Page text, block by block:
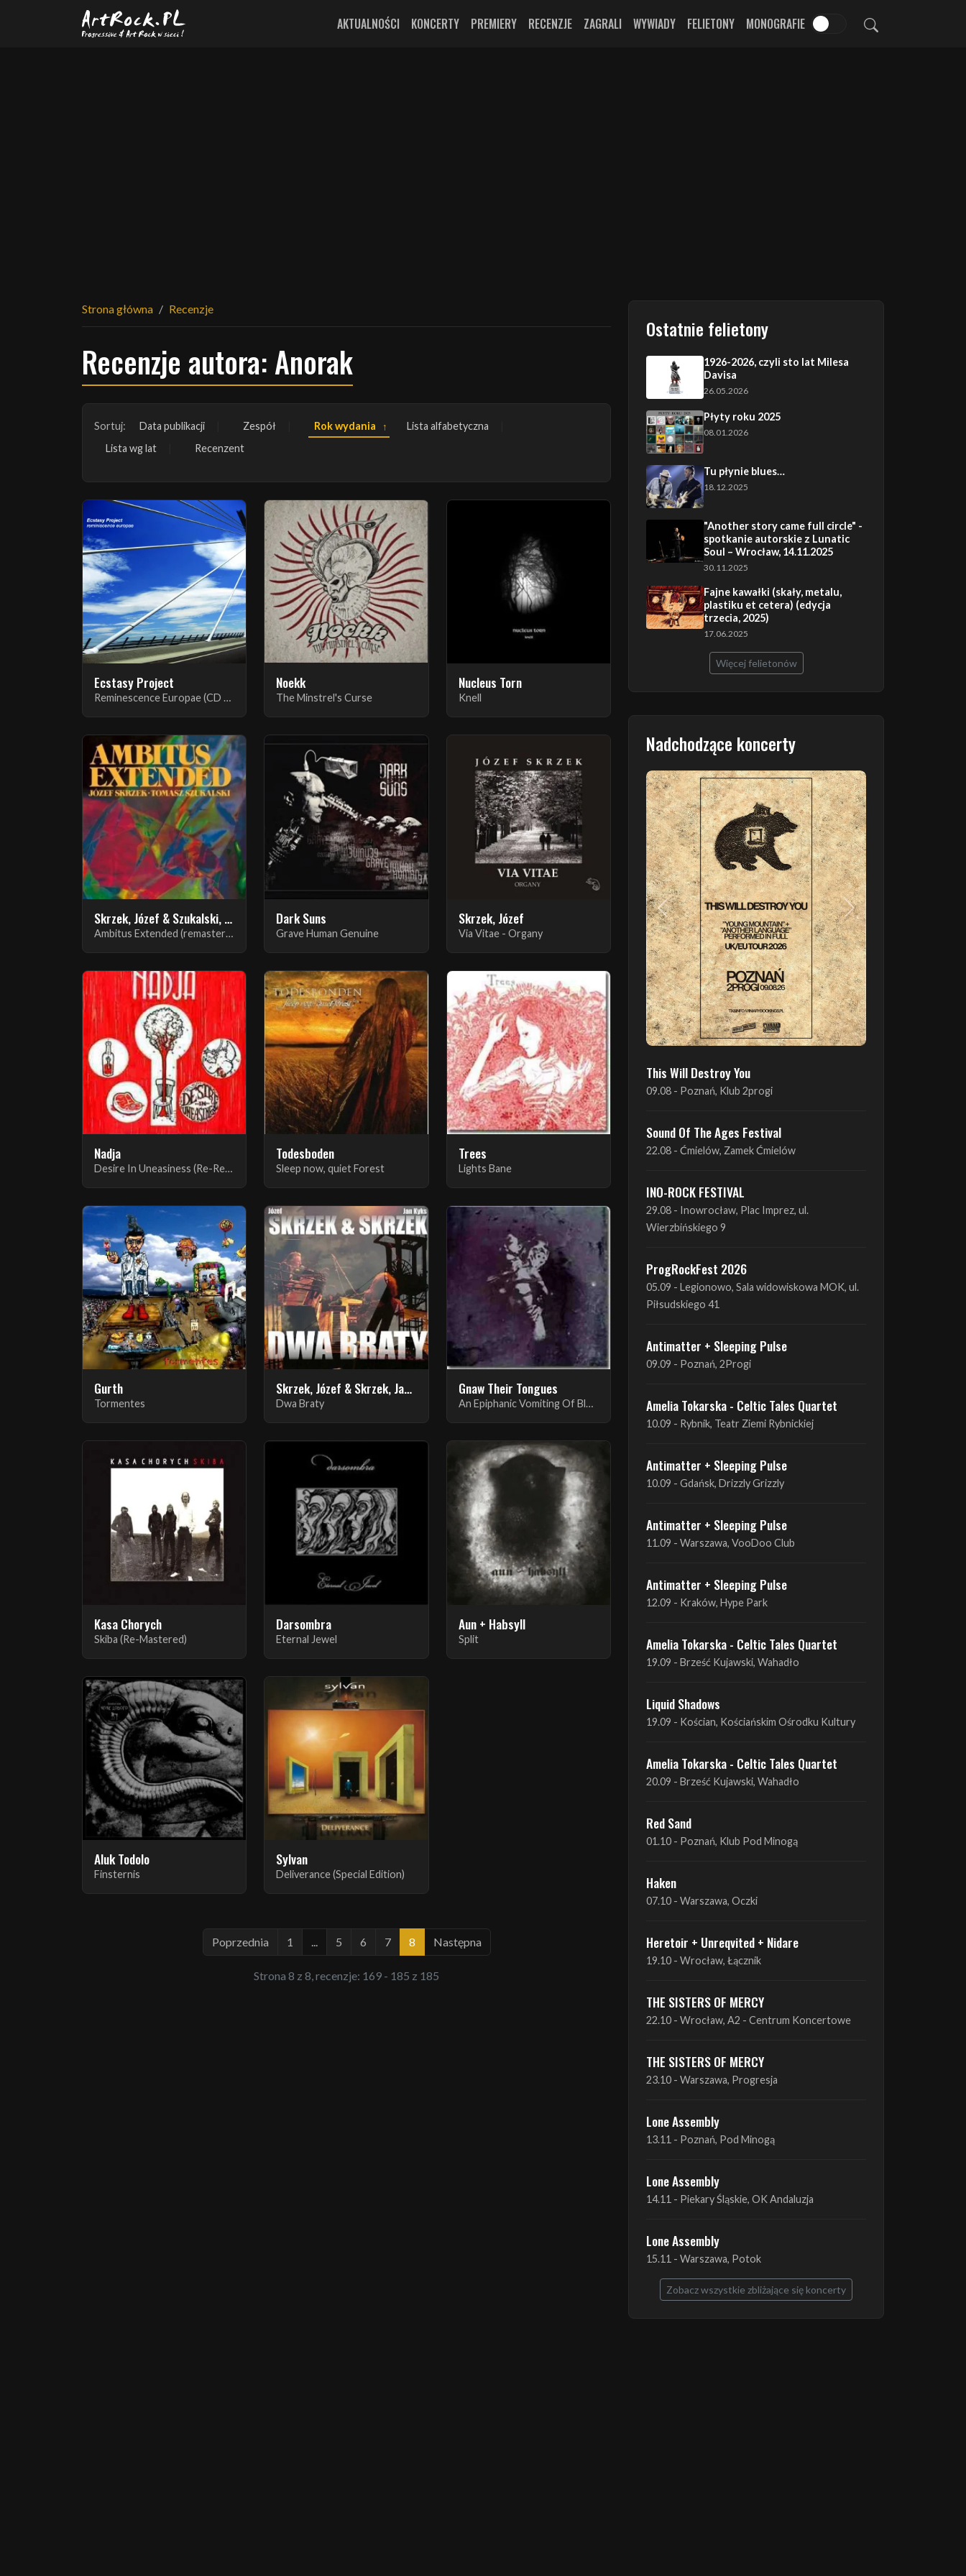
Przejdź do treści głównej
AKTUALNOŚCI KONCERTY PREMIERY RECENZJE ZAGRALI WYWIADY FELIETONY MONOGRAFIE
Strona główna Recenzje
Recenzje autora: Anorak
Sortuj: Data publikacji Zespół Rok wydania
Lista alfabetyczna
Lista wg lat
Recenzent
Ecstasy Project
Reminescence Europae (CD + DVD DG)
Noekk
The Minstrel's Curse
Nucleus Torn
Knell
Skrzek, Józef & Szukalski, Tomasz
Ambitus Extended (remastered + bonus)
Dark Suns
Grave Human Genuine
Skrzek, Józef
Via Vitae - Organy
Nadja
Desire In Uneasiness (Re-Recorded, Remastered)
Todesboden
Sleep now, quiet Forest
Trees
Lights Bane
Gurth
Tormentes
Skrzek, Józef & Skrzek, Jan KYKS
Dwa Braty
Gnaw Their Tongues
An Epiphanic Vomiting Of Blood
Kasa Chorych
Skiba (Re-Mastered)
Darsombra
Eternal Jewel
Aun + Habsyll
Split
Aluk Todolo
Finsternis
Sylvan
Deliverance (Special Edition)
Poprzednia 1 ... 5 6 7 8 Następna
Strona 8 z 8, recenzje: 169 - 185 z 185
Ostatnie felietony
1926-2026, czyli sto lat Milesa
Davisa
26.05.2026
Płyty roku 2025
08.01.2026
Tu płynie blues…
18.12.2025
"Another story came full circle" -
spotkanie autorskie z Lunatic
Soul – Wrocław, 14.11.2025
30.11.2025
Fajne kawałki (skały, metalu,
plastiku et cetera) (edycja
trzecia, 2025)
17.06.2025
Więcej felietonów
Nadchodzące koncerty
Poprzedni Następny
This Will Destroy You
09.08 - Poznań, Klub 2progi
Sound Of The Ages Festival
22.08 - Ćmielów, Zamek Ćmielów
INO-ROCK FESTIVAL
29.08 - Inowrocław, Plac Imprez, ul.
ProgRockFest 2026
05.09 - Legionowo, Sala widowiskowa MOK, ul.
Antimatter + Sleeping Pulse
09.09 - Poznań, 2Progi
Amelia Tokarska - Celtic Tales Quartet
10.09 - Rybnik, Teatr Ziemi Rybnickiej
Antimatter + Sleeping Pulse
10.09 - Gdańsk, Drizzly Grizzly
Antimatter + Sleeping Pulse
11.09 - Warszawa, VooDoo Club
Antimatter + Sleeping Pulse
12.09 - Kraków, Hype Park
Amelia Tokarska - Celtic Tales Quartet
19.09 - Brześć Kujawski, Wahadło
Liquid Shadows
19.09 - Kościan, Kościańskim Ośrodku Kultury
Amelia Tokarska - Celtic Tales Quartet
20.09 - Brześć Kujawski, Wahadło
Red Sand
01.10 - Poznań, Klub Pod Minogą
Haken
07.10 - Warszawa, Oczki
Heretoir + Unreqvited + Nidare
19.10 - Wrocław, Łącznik
THE SISTERS OF MERCY
22.10 - Wrocław, A2 - Centrum Koncertowe
THE SISTERS OF MERCY
23.10 - Warszawa, Progresja
Lone Assembly
13.11 - Poznań, Pod Minogą
Lone Assembly
14.11 - Piekary Śląskie, OK Andaluzja
Lone Assembly
15.11 - Warszawa, Potok
Zobacz wszystkie zbliżające się koncerty